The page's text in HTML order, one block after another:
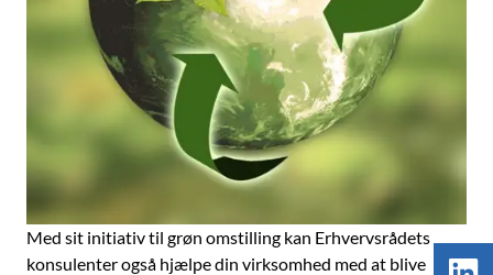
Med sit initiativ til grøn omstilling kan Erhvervsrådets
konsulenter også hjælpe din virksomhed med at blive